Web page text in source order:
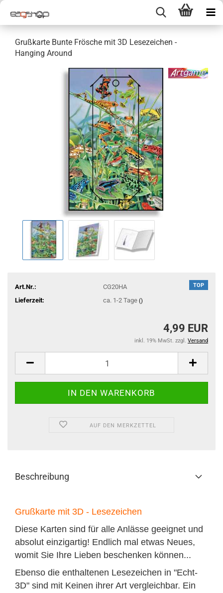
Grußkarte Bunte Frösche mit 3D Lesezeichen -
Hanging Around
TOP
Art.Nr.:
CG20HA
Lieferzeit:
ca. 1-2 Tage ()
4,99 EUR
inkl. 19% MwSt. zzgl. Versand
AUF DEN MERKZETTEL
Beschreibung
Grußkarte mit 3D - Lesezeichen
Diese Karten sind für alle Anlässe geeignet und
absolut einzigartig! Endlich mal etwas Neues,
womit Sie Ihre Lieben beschenken können...
Ebenso die enthaltenen Lesezeichen in "Echt-
3D" sind mit Keinen ihrer Art vergleichbar. Ein